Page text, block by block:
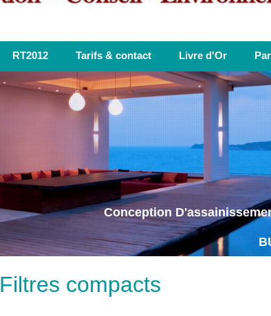
RT2012 Tarifs & contact Livre d'Or
Conception
Filtres compacts